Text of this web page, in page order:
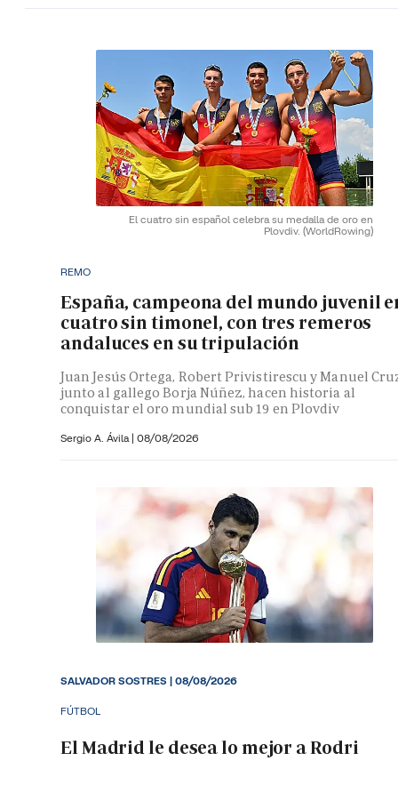
El cuatro sin español celebra su medalla de oro en
Plovdiv. (WorldRowing)
REMO
España, campeona del mundo juvenil
cuatro sin timonel, con tres remeros
andaluces en su tripulación
Juan Jesús Ortega, Robert Privistirescu y Manuel
junto al gallego Borja Núñez, hacen historia al
conquistar el oro mundial sub 19 en Plovdiv
Sergio A. Ávila | 08/08/2026
FÚTBOL
El Madrid le desea lo mejor a Rodri
SALVADOR SOSTRES |08/08/2026